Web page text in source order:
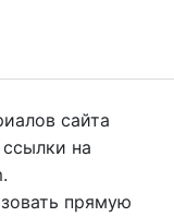
сайта
на
прямую